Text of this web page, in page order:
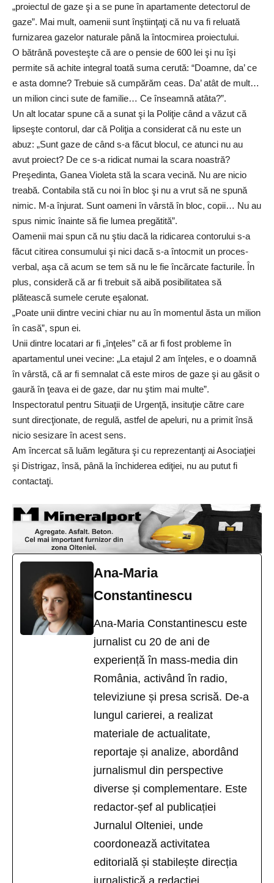
„proiectul de gaze şi a se pune în apartamente detectorul de
gaze”. Mai mult, oamenii sunt înştiinţaţi că nu va fi reluată
furnizarea gazelor naturale până la întocmirea proiectului.
O bătrână povesteşte că are o pensie de 600 lei şi nu îşi
permite să achite integral toată suma cerută: “Doamne, da’ ce
e asta domne? Trebuie să cumpărăm ceas. Da’ atât de mult…
un milion cinci sute de familie… Ce înseamnă atâta?”.
Un alt locatar spune că a sunat şi la Poliţie când a văzut că
lipseşte contorul, dar că Poliţia a considerat că nu este un
abuz: „Sunt gaze de când s-a făcut blocul, ce atunci nu au
avut proiect? De ce s-a ridicat numai la scara noastră?
Preşedinta, Ganea Violeta stă la scara vecină. Nu are nicio
treabă. Contabila stă cu noi în bloc şi nu a vrut să ne spună
nimic. M-a înjurat. Sunt oameni în vârstă în bloc, copii… Nu au
spus nimic înainte să fie lumea pregătită”.
Oamenii mai spun că nu ştiu dacă la ridicarea contorului s-a
făcut citirea consumului şi nici dacă s-a întocmit un proces-
verbal, aşa că acum se tem să nu le fie încărcate facturile. În
plus, consideră că ar fi trebuit să aibă posibilitatea să
plătească sumele cerute eşalonat.
„Poate unii dintre vecini chiar nu au în momentul ăsta un milion
în casă”, spun ei.
Unii dintre locatari ar fi „înţeles” că ar fi fost probleme în
apartamentul unei vecine: „La etajul 2 am înţeles, e o doamnă
în vârstă, că ar fi semnalat că este miros de gaze şi au găsit o
gaură în ţeava ei de gaze, dar nu ştim mai multe”.
Inspectoratul pentru Situaţii de Urgenţă, insituţie către care
sunt direcţionate, de regulă, astfel de apeluri, nu a primit însă
nicio sesizare în acest sens.
Am încercat să luăm legătura şi cu reprezentanţi ai Asociaţiei
şi Distrigaz, însă, până la închiderea ediţiei, nu au putut fi
contactaţi.
Ana-Maria
Constantinescu
Ana-Maria Constantinescu este
jurnalist cu 20 de ani de
experiență în mass-media din
România, activând în radio,
televiziune și presa scrisă. De-a
lungul carierei, a realizat
materiale de actualitate,
reportaje și analize, abordând
jurnalismul din perspective
diverse și complementare. Este
redactor-șef al publicației
Jurnalul Olteniei, unde
coordonează activitatea
editorială și stabilește direcția